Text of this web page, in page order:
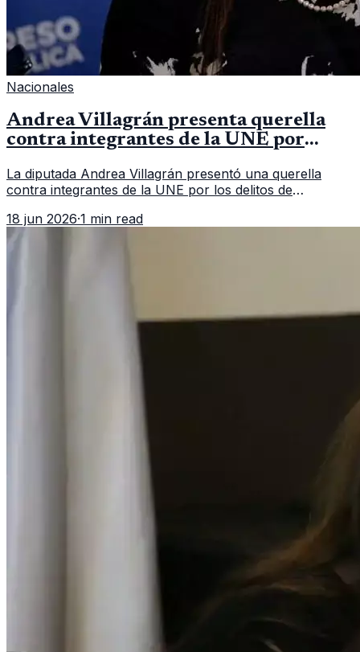
Nacionales
Andrea Villagrán presenta querella
contra integrantes de la UNE por
La diputada Andrea Villagrán presentó una querella
contra integrantes de la UNE por los delitos de
18 jun 2026·1 min read